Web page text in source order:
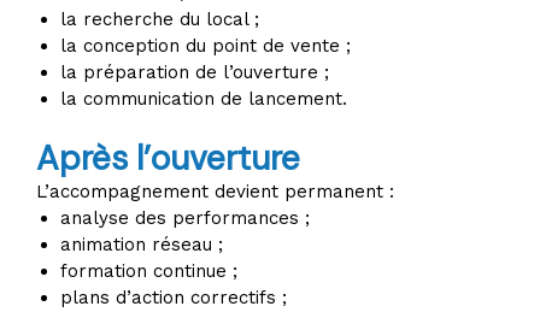
la recherche du local ;
la conception du point de vente ;
la préparation de l’ouverture ;
la communication de lancement.
Après l’ouverture
L’accompagnement devient permanent :
analyse des performances ;
animation réseau ;
formation continue ;
plans d’action correctifs ;